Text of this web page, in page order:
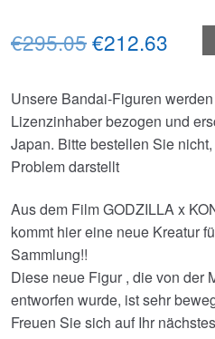
€295.05Ursprünglicher
war:
€295.05
€212.63
ist:
Unsere Bandai-Figuren
Lizenzinhaber bezogen und
Japan. Bitte bestellen Sie
Problem darstellt
Aus dem Film GODZILLA x
kommt hier eine neue Kreatur
Sammlung!!
Diese neue Figur , die von der
entworfen wurde, ist sehr
Freuen Sie sich auf Ihr